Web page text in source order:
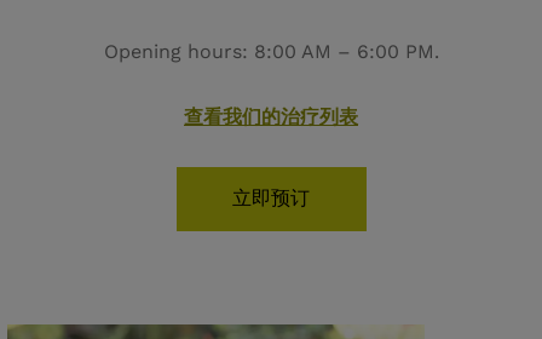
Opening hours: 8:00 AM – 6:00 PM.
查看我们的治疗列表
立即预订